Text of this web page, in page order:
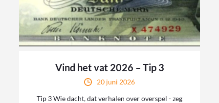
Vind het vat 2026 – Tip 3
20 juni 2026
Tip 3 Wie dacht, dat verhalen over overspel - zeg